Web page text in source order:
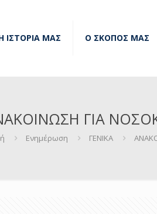
ΙΣΤΟΡΙΑ ΜΑΣ Ο ΣΚΟΠΟΣ ΜΑΣ
ΓΙΑ
Ενημέρωση ΓΕΝΙΚΑ